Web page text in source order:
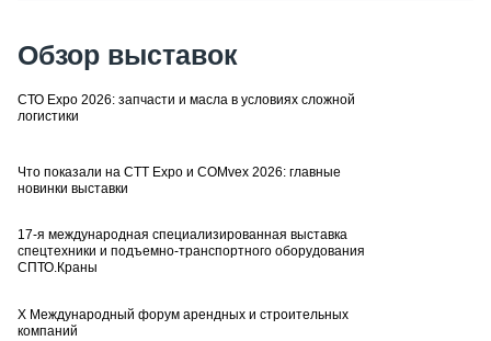
Обзор выставок
СТО Expo 2026: запчасти и масла в условиях сложной
логистики
Что показали на CTT Expo и COMvex 2026: главные
новинки выставки
17-я международная специализированная выставка
спецтехники и подъемно-транспортного оборудования
СПТО.Краны
X Международный форум арендных и строительных
компаний